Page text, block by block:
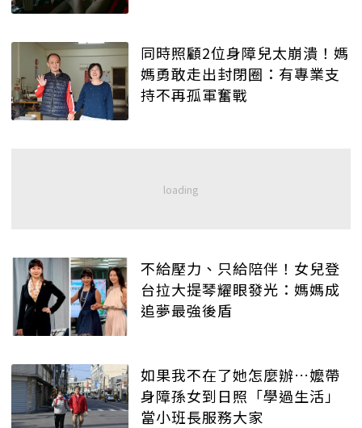
同時照顧2位身障兒太崩潰！媽
媽勇敢走出封閉圈：有專業支
持不再孤軍奮戰
不給壓力、只給陪伴！女兒登
台拉大提琴耀眼發光：媽媽成
追夢最強後盾
如果我不在了她怎麼辦…嬤帶
身障孫女到日照「學過生活」
當小班長服務大家